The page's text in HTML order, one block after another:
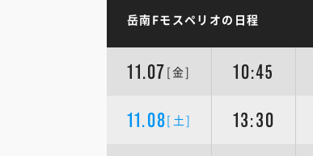
岳南Fモスペリオの日程
11.07 [金] 10:45
11.08[土] 13:30